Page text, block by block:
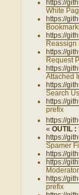
https://
White
https://
https://
Reassign
https://
Request
https://
Attached
https://
Search
https://
prefix
https://
« OUTIL
https://
Spamer
https://
https://
Moderator
https://
prefix